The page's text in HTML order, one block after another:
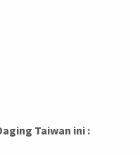
Taiwan ini :